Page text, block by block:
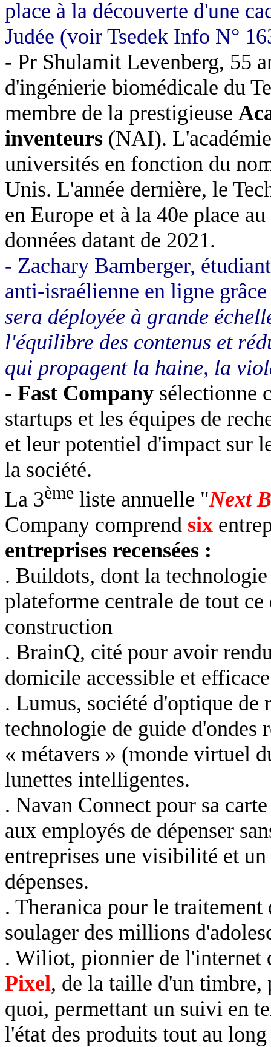
place à la découverte d'une
Judée (voir Tsedek Info N°
- Pr Shulamit Levenberg, 55
d'ingénierie biomédicale du
membre de la prestigieuse
inventeurs (NAI).
universités en fonction du
Unis. L'année dernière, le
en Europe et à la 40e place
données datant de 2021.
- Zachary Bamberger,
anti-israélienne en ligne
sera déployée à grande
l'équilibre des contenus et
qui propagent la haine, la
- Fast Company sélectionne
startups et les équipes de
et leur potentiel d'impact sur
la société.
La 3ème liste annuelle "Next
Company comprend six
entreprises recensées :
. Buildots, dont la
plateforme centrale de tout ce
construction
. BrainQ, cité pour avoir
domicile accessible et efficace
. Lumus, société d'optique de
technologie de guide d'ondes
« métavers » (monde virtuel
lunettes intelligentes.
. Navan Connect pour sa
aux employés de dépenser
entreprises une visibilité et
dépenses.
. Theranica pour le traitement
soulager des millions
. Wiliot, pionnier de l'internet
Pixel, de la taille d'un timbre,
quoi, permettant un suivi en
l'état des produits tout au